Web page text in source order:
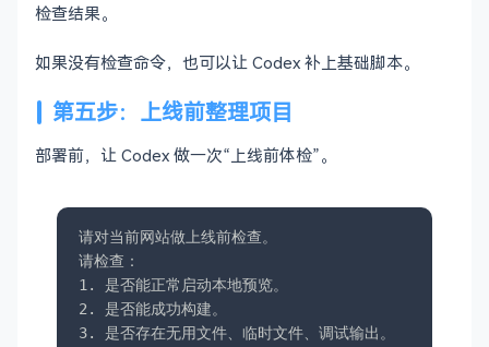
检查结果。
如果没有检查命令，也可以让 Codex 补上基础脚本。
第五步：上线前整理项目
部署前，让 Codex 做一次“上线前体检”。
请对当前网站做上线前检查。
请检查：
1. 是否能正常启动本地预览。
2. 是否能成功构建。
3. 是否存在无用文件、临时文件、调试输出。